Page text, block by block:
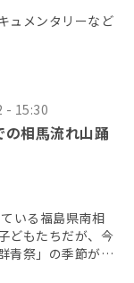
ュメンタリーなど
- 15:30
の相馬流れ山踊
いる福島県南相
どもたちだが、今
青祭」の季節がや
り […]